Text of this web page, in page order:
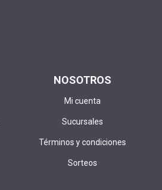
NOSOTROS
Mi cuenta
Sucursales
Términos y condiciones
Sorteos